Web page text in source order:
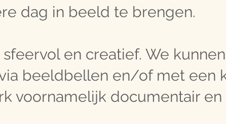
dag in beeld te brengen.
en creatief. We
beeldbellen en/of met een
voornamelijk documentair en